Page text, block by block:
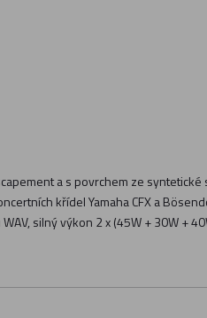
a s povrchem ze
křídel Yamaha CFX a
silný výkon 2 x (45W + 30W +